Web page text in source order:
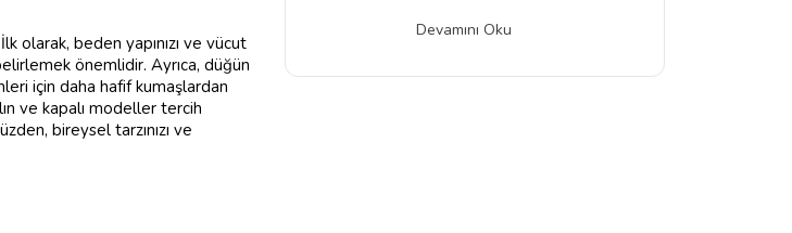
olarak, beden yapınızı ve vücut
önemlidir. Ayrıca, düğün
için daha hafif kumaşlardan
ve kapalı modeller tercih
bireysel tarzınızı ve
Devamını Oku